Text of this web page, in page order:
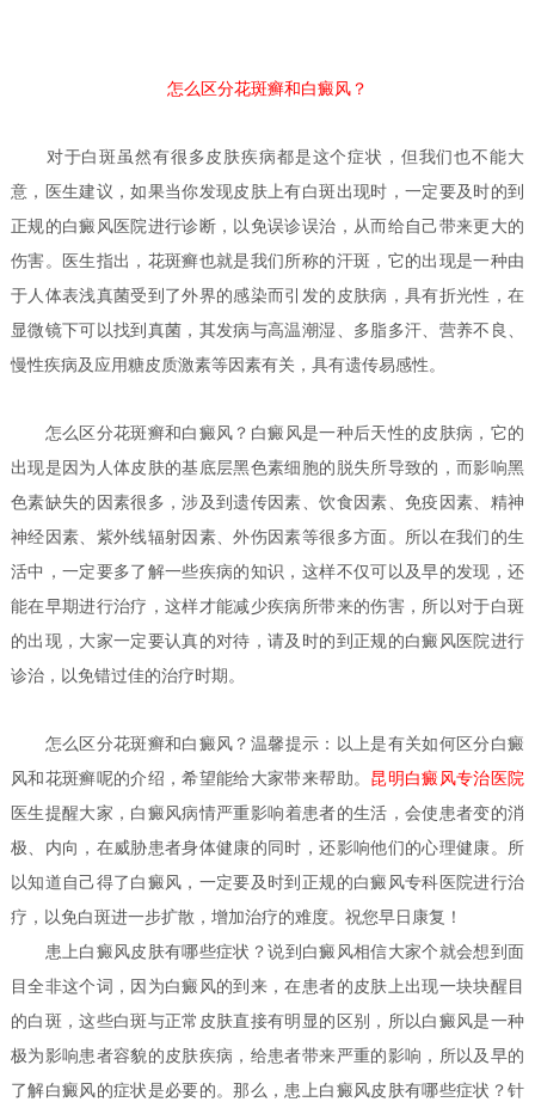
怎么区分花斑癣和白癜风？
对于白斑虽然有很多皮肤疾病都是这个症状，但我们也不能大
意，医生建议，如果当你发现皮肤上有白斑出现时，一定要及时的到
正规的白癜风医院进行诊断，以免误诊误治，从而给自己带来更大的
伤害。医生指出，花斑癣也就是我们所称的汗斑，它的出现是一种由
于人体表浅真菌受到了外界的感染而引发的皮肤病，具有折光性，在
显微镜下可以找到真菌，其发病与高温潮湿、多脂多汗、营养不良、
慢性疾病及应用糖皮质激素等因素有关，具有遗传易感性。
怎么区分花斑癣和白癜风？ 白癜风是一种后天性的皮肤病，它的
出现是因为人体皮肤的基底层黑色素细胞的脱失所导致的，而影响黑
色素缺失的因素很多，涉及到遗传因素、饮食因素、免疫因素、精神
神经因素、紫外线辐射因素、外伤因素等很多方面。所以在我们的生
活中，一定要多了解一些疾病的知识，这样不仅可以及早的发现，还
能在早期进行治疗，这样才能减少疾病所带来的伤害，所以对于白斑
的出现，大家一定要认真的对待，请及时的到正规的白癜风医院进行
诊治，以免错过佳的治疗时期。
怎么区分花斑癣和白癜风？ 温馨提示：以上是有关如何区分白癜
风和花斑癣呢的介绍，希望能给大家带来帮助。 昆明白癜风专治医院
医生提醒大家，白癜风病情严重影响着患者的生活，会使患者变的消
极、内向，在威胁患者身体健康的同时，还影响他们的心理健康。所
以知道自己得了白癜风，一定要及时到正规的白癜风专科医院进行治
疗，以免白斑进一步扩散，增加治疗的难度。祝您早日康复！
患上白癜风皮肤有哪些症状？说到白癜风相信大家个就会想到面
目全非这个词，因为白癜风的到来，在患者的皮肤上出现一块块醒目
的白斑，这些白斑与正常皮肤直接有明显的区别，所以白癜风是一种
极为影响患者容貌的皮肤疾病，给患者带来严重的影响，所以及早的
了解白癜风的症状是必要的。那么，患上白癜风皮肤有哪些症状？针